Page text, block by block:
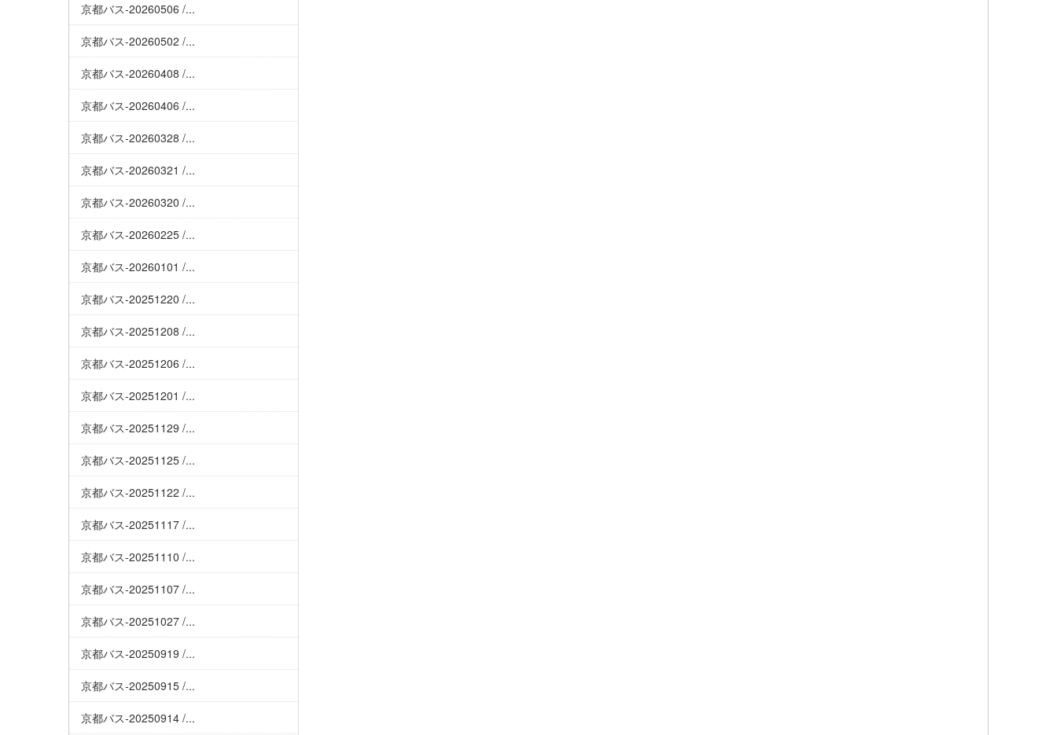
京都バス-20260506 /...
京都バス-20260502 /...
京都バス-20260408 /...
京都バス-20260406 /...
京都バス-20260328 /...
京都バス-20260321 /...
京都バス-20260320 /...
京都バス-20260225 /...
京都バス-20260101 /...
京都バス-20251220 /...
京都バス-20251208 /...
京都バス-20251206 /...
京都バス-20251201 /...
京都バス-20251129 /...
京都バス-20251125 /...
京都バス-20251122 /...
京都バス-20251117 /...
京都バス-20251110 /...
京都バス-20251107 /...
京都バス-20251027 /...
京都バス-20250919 /...
京都バス-20250915 /...
京都バス-20250914 /...